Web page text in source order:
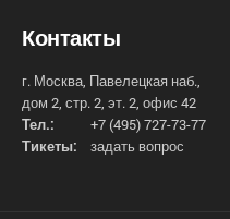
Контакты
г. Москва, Павелецкая наб.,
дом 2, стр. 2, эт. 2, офис 42
Тел.:
+7 (495) 727-73-77
Тикеты:
задать вопрос